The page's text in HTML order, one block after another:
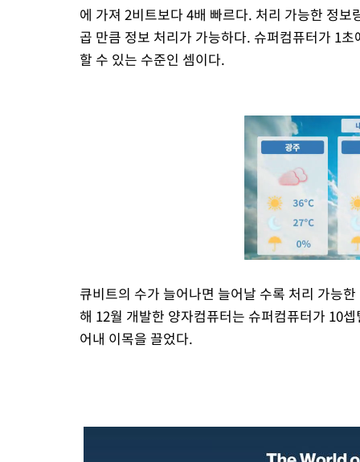
에 가져 2비트보다 4배 빠르다. 처리 가능한 정
곱 만큼 정보 처리가 가능하다. 슈퍼컴퓨터가 1
할 수 있는 수준인 셈이다.
큐비트의 수가 늘어나면 늘어날 수록 처리 가능
해 12월 개발한 양자컴퓨터는 슈퍼컴퓨터가 10
어내 이목을 끌었다.